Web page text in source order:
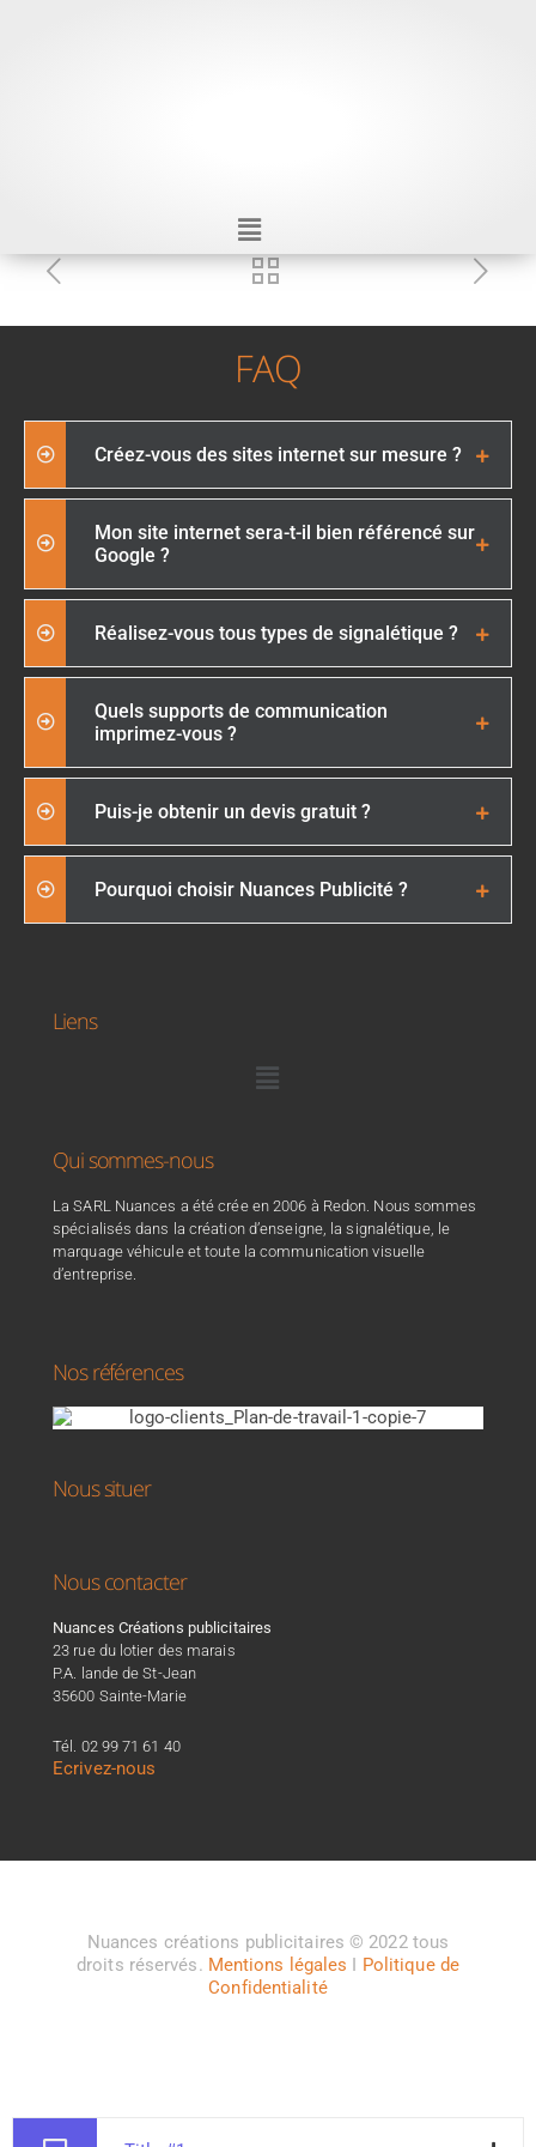
FAQ
Créez-vous des sites internet sur mesure ?
Mon site internet sera-t-il bien référencé sur
Google ?
Réalisez-vous tous types de signalétique ?
Quels supports de communication
imprimez-vous ?
Puis-je obtenir un devis gratuit ?
Pourquoi choisir Nuances Publicité ?
Liens
Qui sommes-nous
La SARL Nuances a été crée en 2006 à Redon. Nous sommes
spécialisés dans la création d’enseigne, la signalétique, le
marquage véhicule et toute la communication visuelle
d’entreprise.
Nos références
Nous situer
Nous contacter
Nuances Créations publicitaires
23 rue du lotier des marais
P.A. lande de St-Jean
35600 Sainte-Marie
Tél. 02 99 71 61 40
Ecrivez-nous
Nuances créations publicitaires © 2022 tous
droits réservés. Mentions légales I Politique de
Confidentialité